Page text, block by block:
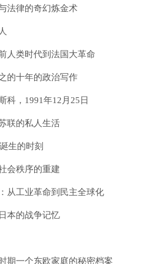
法律的奇幻炼金术
人类时代到法国大革命
的十年的政治写作
科，1991年12月25日
联的私人生活
生的时刻
会秩序的重建
从工业革命到民主全球化
本的战争记忆
期一个东欧家庭的秘密档案